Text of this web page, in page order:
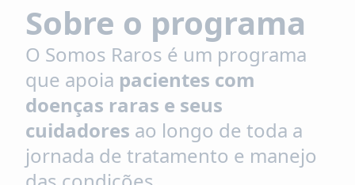
Sobre o programa
O Somos Raros é um programa
que apoia pacientes com
doenças raras e seus
cuidadores ao longo de toda a
jornada de tratamento e manejo